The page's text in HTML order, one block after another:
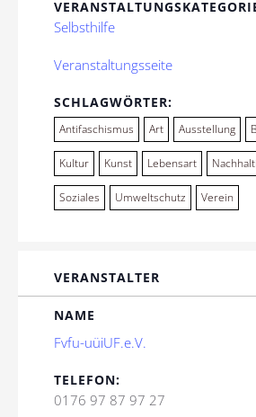
Selbsthilfe
Veranstaltungsseite
SCHLAGWÖRTER:
Antifaschismus Art Ausstellung
Kultur Kunst Lebensart
Soziales Umweltschutz Verein
VERANSTALTER
NAME
Fvfu-uüiUF.e.V.
TELEFON:
0176 97 87 97 27